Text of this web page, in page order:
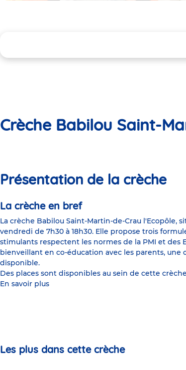
Crèche Babilou Saint-
Présentation de la crèche
La crèche en bref
La crèche Babilou Saint-Martin-de-Crau l'Ecopôle,
vendredi de 7h30 à 18h30. Elle propose trois
stimulants respectent les normes de la PMI et
bienveillant en co-éducation avec les parents,
disponible.
Des places sont disponibles au sein de cette
En savoir plus
Les plus dans cette crèche